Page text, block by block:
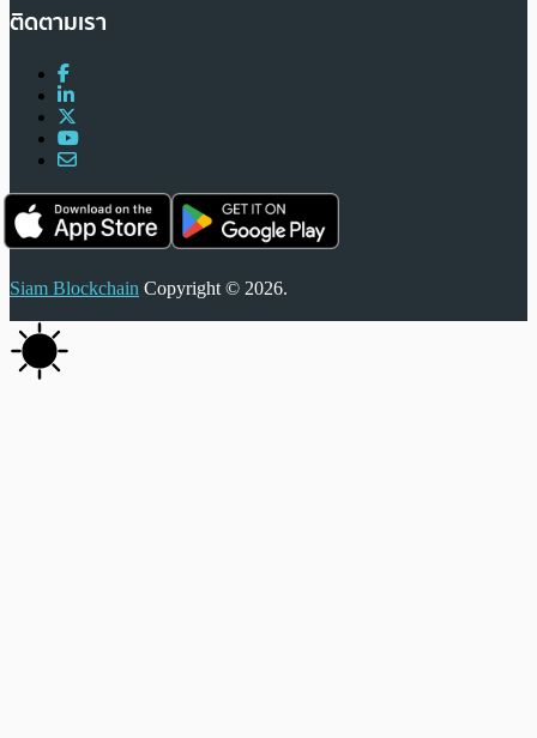
ติดตามเรา
Siam Blockchain Copyright © 2026.